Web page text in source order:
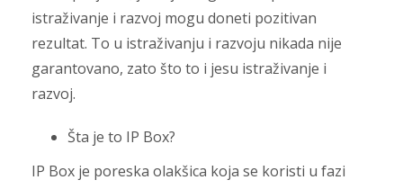
istraživanje i razvoj mogu doneti pozitivan
rezultat. To u istraživanju i razvoju nikada nije
garantovano, zato što to i jesu istraživanje i
razvoj.
Šta je to IP Box?
IP Box je poreska olakšica koja se koristi u fazi